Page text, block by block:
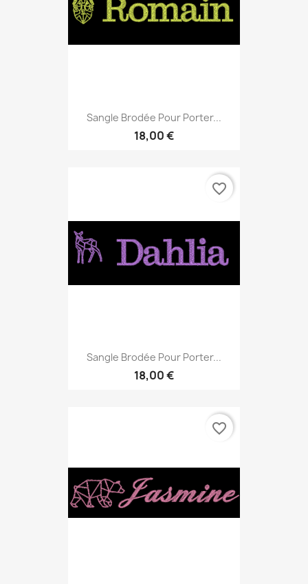
Sangle Brodée Pour Porter...
18,00 €
Sangle Brodée Pour Porter...
18,00 €
favorite_border
favorite_border